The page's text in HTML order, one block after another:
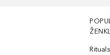
Rituals